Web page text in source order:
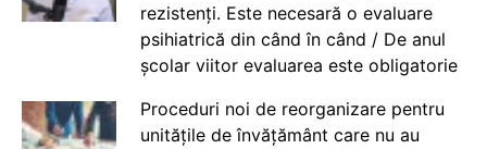
rezistenți. Este necesară o evaluare
psihiatrică din când în când / De anul
școlar viitor evaluarea este obligatorie
Proceduri noi de reorganizare pentru
unitățile de învățământ care nu au